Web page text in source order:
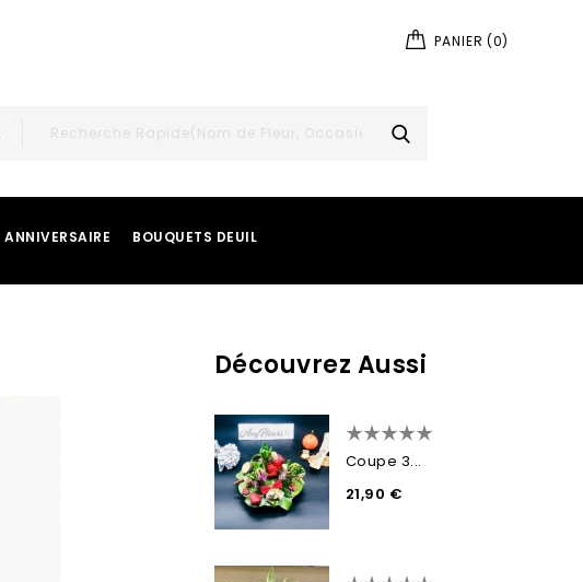
PANIER (0)
ANNIVERSAIRE BOUQUETS DEUIL
Découvrez Aussi
Coupe 3...
21,90 €